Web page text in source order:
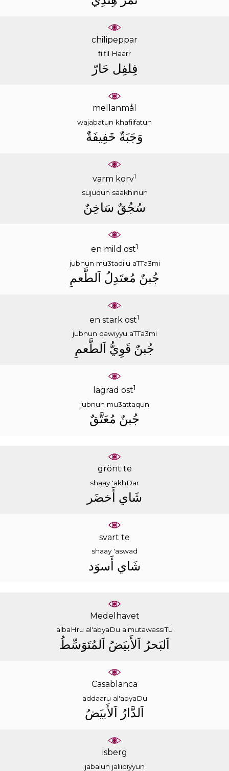
chilipeppar
filfil Haarr
ﻓِﻠﻔِﻞ ﺣَﺎﺭّ
mellanmål
wajabatun khafiifatun
ﻭَﺟَﺒَﺔٌ ﺧَﻔِﻴﻔَﺔٌ
varm korv1
sujuqun saakhinun
ﺳُﺠُﻖٌ ﺳَﺎﺧِﻦٌ
en mild ost1
jubnun mu3tadilu aTTa3mi
ﺟُﺒﻦٌ ﻣُﻌﺘَﺪِﻝُ ﺍَﻟﻄَّﻌﻢِ
en stark ost1
jubnun qawiyyu aTTa3mi
ﺟُﺒﻦٌ ﻗَﻮِﻱُّ ﺍَﻟﻄَّﻌﻢِ
lagrad ost1
jubnun mu3attaqun
ﺟُﺒﻦٌ ﻣُﻌَﺘَّﻖٌ
grönt te
shaay 'akhDar
ﺷَﺎﻱ ﺃَﺧﻀَﺮ
svart te
shaay 'aswad
ﺷَﺎﻱ ﺃَﺳﻮَﺩ
Medelhavet
albaHru al'abyaDu almutawassiTu
ﺍَﻟﺒَﺤﺮُ ﺍَﻟﺄَﺑﻴَﺾُ ﺍَﻟﻤُﺘَﻮَﺳِّﻂُ
Casablanca
addaaru al'abyaDu
ﺍَﻟﺪَّﺍﺭُ ﺍَﻟﺄَﺑﻴَﺾُ
isberg
jabalun jaliidiyyun